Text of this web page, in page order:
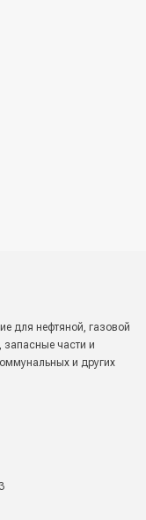
для нефтяной, газовой
части и
и других